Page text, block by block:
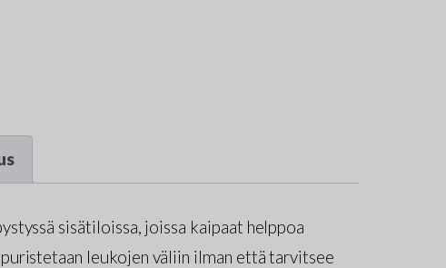
sisätiloissa, joissa kaipaat helppoa
leukojen väliin ilman että tarvitsee